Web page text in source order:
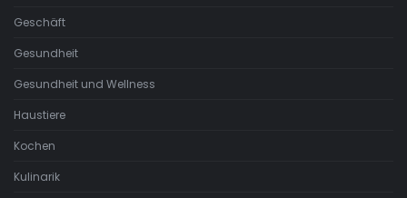
Geschäft
Gesundheit
Gesundheit und Wellness
Haustiere
Kochen
Kulinarik